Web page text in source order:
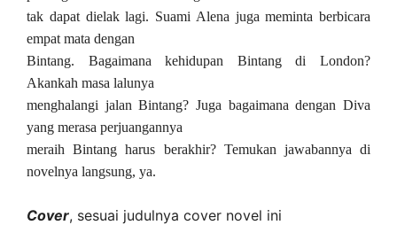
tak dapat dielak lagi. Suami Alena juga meminta berbicara
empat mata dengan
Bintang. Bagaimana kehidupan Bintang di London?
Akankah masa lalunya
menghalangi jalan Bintang? Juga bagaimana dengan Diva
yang merasa perjuangannya
meraih Bintang harus berakhir? Temukan jawabannya di
novelnya langsung, ya.
Cover, sesuai judulnya cover novel ini